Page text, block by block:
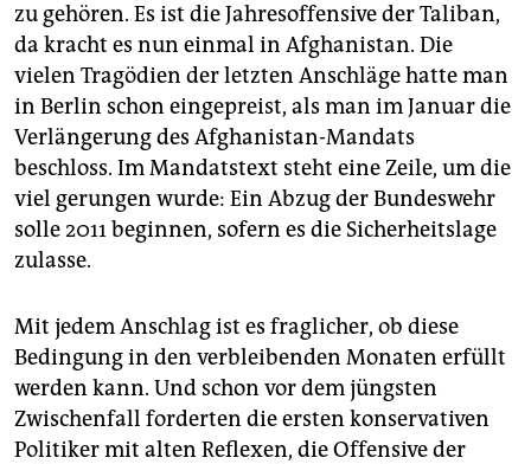
unterstützen
abo
genossenschaft
epaper login
zu gehören. Es ist die Jahresoffensive der Taliban,
da kracht es nun einmal in Afghanistan. Die
vielen Tragödien der letzten Anschläge hatte man
in Berlin schon eingepreist, als man im Januar die
Verlängerung des Afghanistan-Mandats
beschloss. Im Mandatstext steht eine Zeile, um die
viel gerungen wurde: Ein Abzug der Bundeswehr
solle 2011 beginnen, sofern es die Sicherheitslage
zulasse.
Mit jedem Anschlag ist es fraglicher, ob diese
Bedingung in den verbleibenden Monaten erfüllt
werden kann. Und schon vor dem jüngsten
Zwischenfall forderten die ersten konservativen
Politiker mit alten Reflexen, die Offensive der